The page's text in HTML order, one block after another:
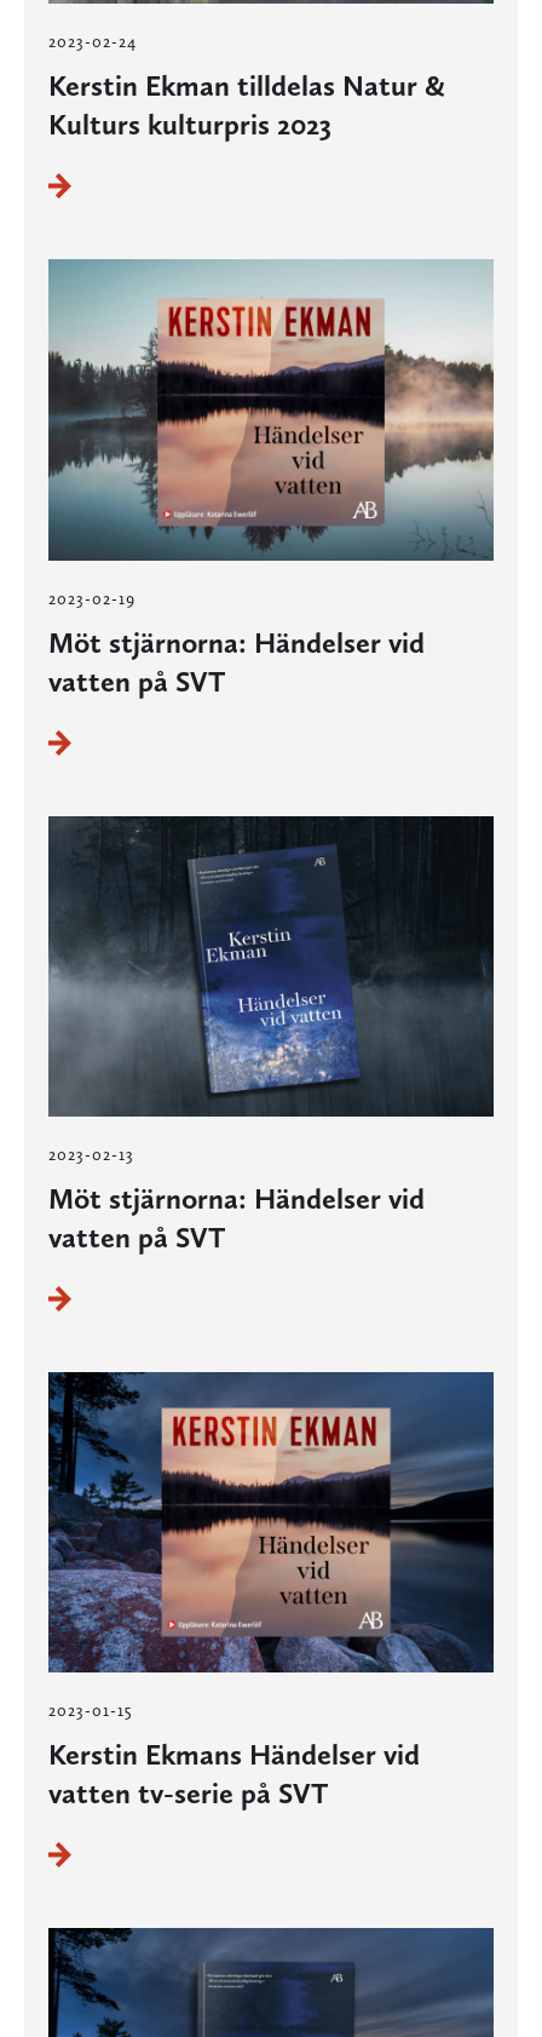
2023-02-24
Kerstin Ekman tilldelas Natur &
Kulturs kulturpris 2023
2023-02-19
Möt stjärnorna: Händelser vid
vatten på SVT
2023-02-13
Möt stjärnorna: Händelser vid
vatten på SVT
2023-01-15
Kerstin Ekmans Händelser vid
vatten tv-serie på SVT